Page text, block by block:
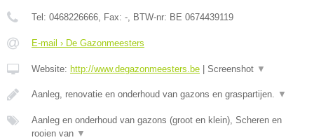
Tel: 0468226666 , Fax: - , BTW-nr: BE 0674439119
E-mail › De Gazonmeesters
Website: http://www.degazonmeesters.be Screenshot ▼
Aanleg, renovatie en onderhoud van gazons en graspartijen. ▼
Aanleg en onderhoud van gazons (groot en klein), Scheren en
rooien van ▼